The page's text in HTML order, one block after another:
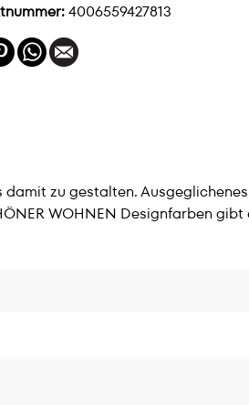
4006559427813
zu gestalten.
WOHNEN Designfarben gibt